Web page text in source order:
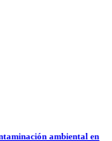
ambiental en